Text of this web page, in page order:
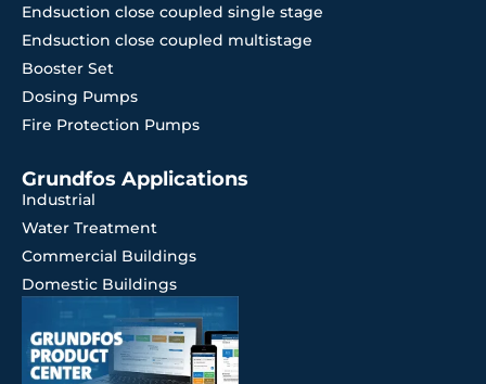
Endsuction close coupled single stage
Endsuction close coupled multistage
Booster Set
Dosing Pumps
Fire Protection Pumps
Grundfos Applications
Industrial
Water Treatment
Commercial Buildings
Domestic Buildings